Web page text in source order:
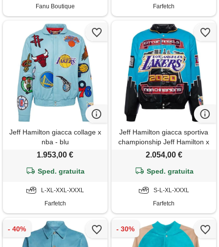
Fanu Boutique
Farfetch
Jeff Hamilton giacca collage x
nba - blu
1.953,00 €
Sped. gratuita
L-XL-XXL-XXXL
Farfetch
Jeff Hamilton giacca sportiva
championship Jeff Hamilton x
la lakers - blu
2.054,00 €
Sped. gratuita
S-L-XL-XXXL
Farfetch